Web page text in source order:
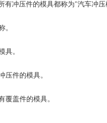
有冲压件的模具都称为"汽车冲
。
具。
压件的模具。
覆盖件的模具。